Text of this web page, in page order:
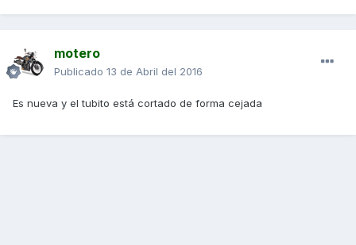
motero
Publicado 13 de Abril del 2016
Es nueva y el tubito está cortado de forma cejada